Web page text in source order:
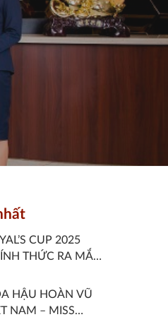
CUP 2025
THỨC RA MẮT
THUỘC HỆ
VGA TOUR DO
HẬU HOÀN VŨ
NAM – MISS